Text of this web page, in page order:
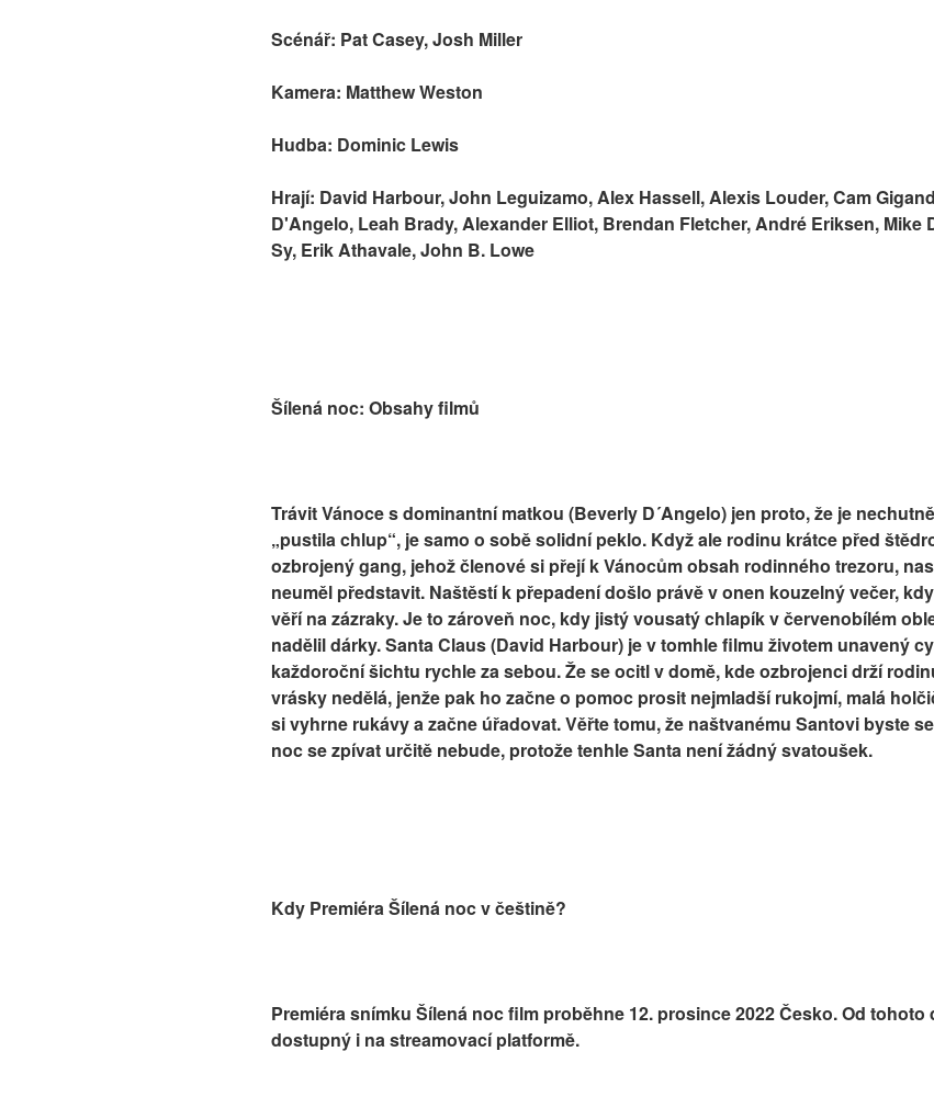
Scénář: Pat Casey, Josh Miller
Kamera: Matthew Weston
Hudba: Dominic Lewis
Hrají: David Harbour, John Leguizamo, Alex Hassell, Alexis Louder, Cam
D'Angelo, Leah Brady, Alexander Elliot, Brendan Fletcher, André Eriksen, Mike
Sy, Erik Athavale, John B. Lowe
Šílená noc: Obsahy filmů
Trávit Vánoce s dominantní matkou (Beverly D´Angelo) jen proto, že je
„pustila chlup“, je samo o sobě solidní peklo. Když ale rodinu krátce před
ozbrojený gang, jehož členové si přejí k Vánocům obsah rodinného trezoru,
neuměl představit. Naštěstí k přepadení došlo právě v onen kouzelný večer,
věří na zázraky. Je to zároveň noc, kdy jistý vousatý chlapík v červenobílém
nadělil dárky. Santa Claus (David Harbour) je v tomhle filmu životem unavený
každoroční šichtu rychle za sebou. Že se ocitl v domě, kde ozbrojenci drží
vrásky nedělá, jenže pak ho začne o pomoc prosit nejmladší rukojmí, malá
si vyhrne rukávy a začne úřadovat. Věřte tomu, že naštvanému Santovi byste
noc se zpívat určitě nebude, protože tenhle Santa není žádný svatoušek.
Kdy Premiéra Šílená noc v češtině?
Premiéra snímku Šílená noc film proběhne 12. prosince 2022 Česko. Od
dostupný i na streamovací platformě.